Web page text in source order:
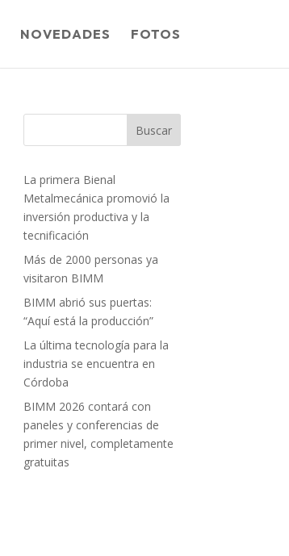
NOVEDADES FOTOS
Buscar
La primera Bienal
Metalmecánica promovió la
inversión productiva y la
tecnificación
Más de 2000 personas ya
visitaron BIMM
BIMM abrió sus puertas:
“Aquí está la producción”
La última tecnología para la
industria se encuentra en
Córdoba
BIMM 2026 contará con
paneles y conferencias de
primer nivel, completamente
gratuitas